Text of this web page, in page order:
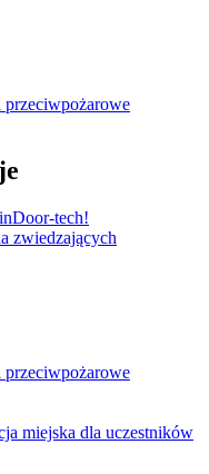
przeciwpożarowe
tech!
zwiedzających
przeciwpożarowe
miejska dla uczestników